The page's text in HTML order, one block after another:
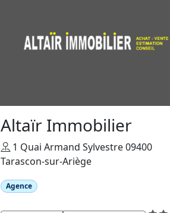
Altaïr Immobilier
1 Quai Armand Sylvestre 09400
Tarascon-sur-Ariège
Agence